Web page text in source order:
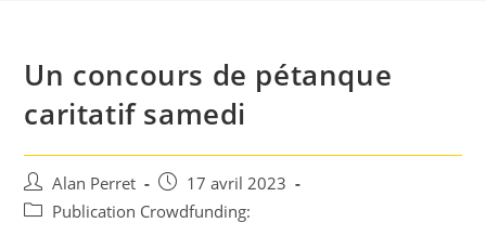
Un concours de pétanque
caritatif samedi
Auteur/autrice
de
Alan Perret
Post
published:
17 avril 2023
PostPublication Crowdfunding: